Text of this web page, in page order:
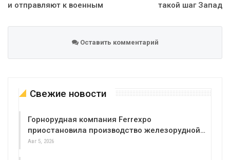
и отправляют к военным
такой шаг Запад
Оставить комментарий
Свежие новости
Горнорудная компания Ferrexpo
приостановила производство железорудной…
Авг 5, 2026